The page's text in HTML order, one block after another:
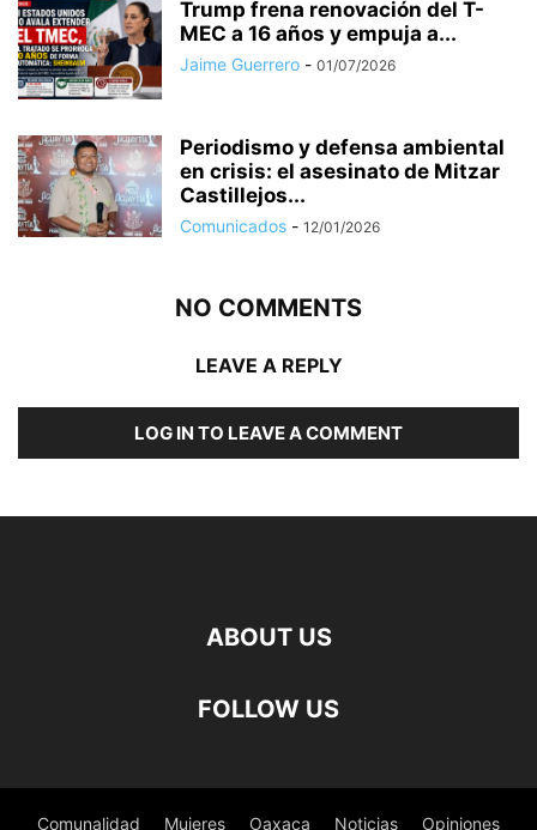
Trump frena renovación del T-
MEC a 16 años y empuja a...
Jaime Guerrero - 01/07/2026
Periodismo y defensa ambiental
en crisis: el asesinato de Mitzar
Castillejos...
Comunicados - 12/01/2026
NO COMMENTS
LEAVE A REPLY
LOG IN TO LEAVE A COMMENT
ABOUT US
FOLLOW US
Comunalidad Mujeres Oaxaca Noticias Opiniones